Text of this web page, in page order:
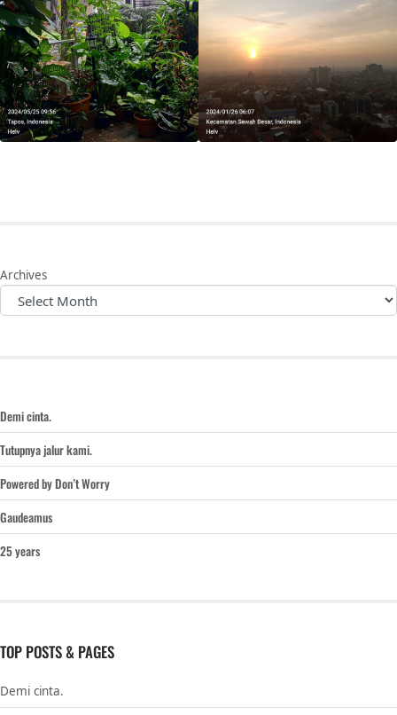
Archives
Demi cinta.
Tutupnya jalur kami.
Powered by Don’t Worry
Gaudeamus
25 years
TOP POSTS & PAGES
Demi cinta.